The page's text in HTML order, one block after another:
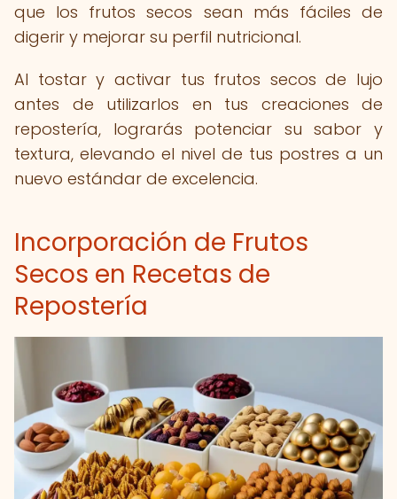
que los frutos secos sean más fáciles de
digerir y mejorar su perfil nutricional.
Al tostar y activar tus frutos secos de lujo
antes de utilizarlos en tus creaciones de
repostería, lograrás potenciar su sabor y
textura, elevando el nivel de tus postres a un
nuevo estándar de excelencia.
Incorporación de Frutos
Secos en Recetas de
Repostería